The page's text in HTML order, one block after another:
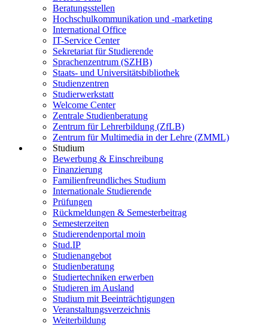
Beratungsstellen
Hochschulkommunikation und -marketing
International Office
IT-Service Center
Sekretariat für Studierende
Sprachenzentrum (SZHB)
Staats- und Universitätsbibliothek
Studienzentren
Studierwerkstatt
Welcome Center
Zentrale Studienberatung
Zentrum für Lehrerbildung (ZfLB)
Zentrum für Multimedia in der Lehre (ZMML)
Studium
Bewerbung & Einschreibung
Finanzierung
Familienfreundliches Studium
Internationale Studierende
Prüfungen
Rückmeldungen & Semesterbeitrag
Semesterzeiten
Studierendenportal moin
Stud.IP
Studienangebot
Studienberatung
Studiertechniken erwerben
Studieren im Ausland
Studium mit Beeinträchtigungen
Veranstaltungsverzeichnis
Weiterbildung